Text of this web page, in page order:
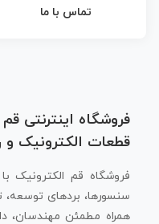
تماس با ما
فروشگاه اینترنتی
قطعات الکترونیک و
فروشگاه قم الکترونیک با
سنسورها، بردهای توسعه،
همراه مطمئن مهندسان،